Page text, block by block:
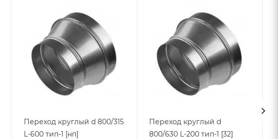
Переход круглый d 800/315
L-600 тип-1 [нп]
Переход круглый d
800/630 L-200 тип-1 [32]